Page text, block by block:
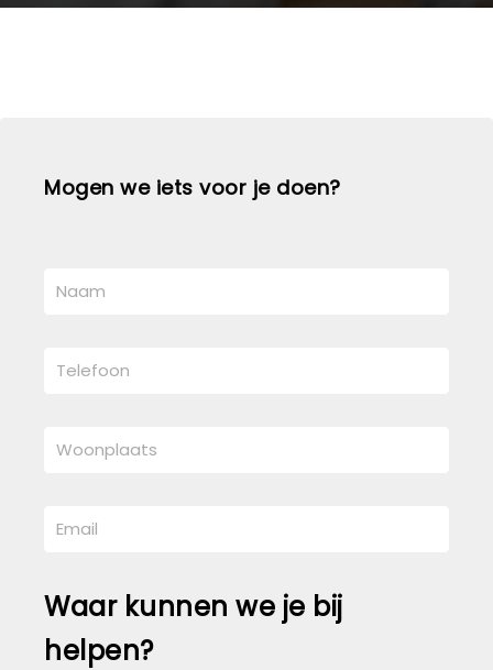
Mogen we iets voor je doen?
Waar kunnen we je bij
helpen?